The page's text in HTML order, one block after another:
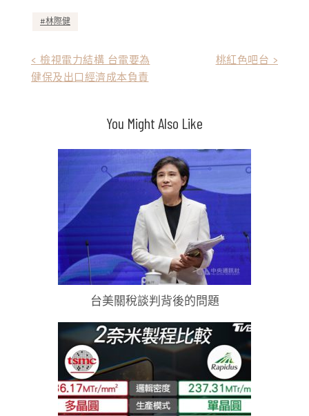
林際健
< 檢視電力結構 台電要為
健保及出口經濟成本負責
桃紅色吧台 >
You Might Also Like
台美關稅談判背後的問題